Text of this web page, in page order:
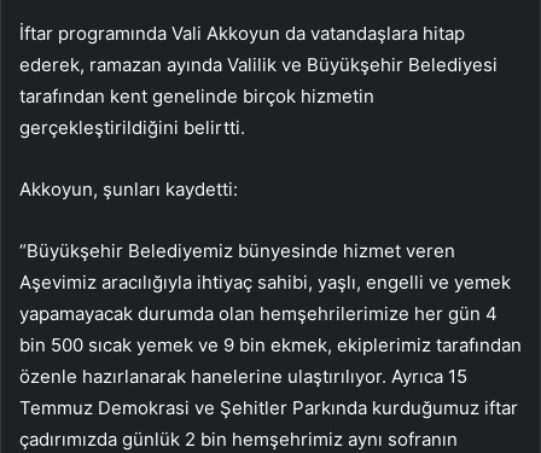
İftar programında Vali Akkoyun da vatandaşlara hitap
ederek, ramazan ayında Valilik ve Büyükşehir Belediyesi
tarafından kent genelinde birçok hizmetin
gerçekleştirildiğini belirtti.
Akkoyun, şunları kaydetti:
“Büyükşehir Belediyemiz bünyesinde hizmet veren
Aşevimiz aracılığıyla ihtiyaç sahibi, yaşlı, engelli ve yemek
yapamayacak durumda olan hemşehrilerimize her gün 4
bin 500 sıcak yemek ve 9 bin ekmek, ekiplerimiz tarafından
özenle hazırlanarak hanelerine ulaştırılıyor. Ayrıca 15
Temmuz Demokrasi ve Şehitler Parkında kurduğumuz iftar
çadırımızda günlük 2 bin hemşehrimiz aynı sofranın